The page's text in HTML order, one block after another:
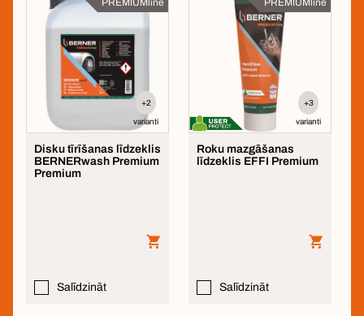
+2
varianti
Disku tīrīšanas līdzeklis
BERNERwash Premium
Premium
Salīdzināt
+3
varianti
Roku mazgāšanas
līdzeklis EFFI Premium
Salīdzināt